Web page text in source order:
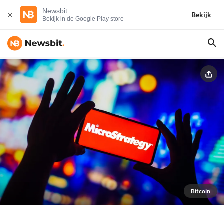
Newsbit
Bekijk in de Google Play store
Bekijk
Bitcoin